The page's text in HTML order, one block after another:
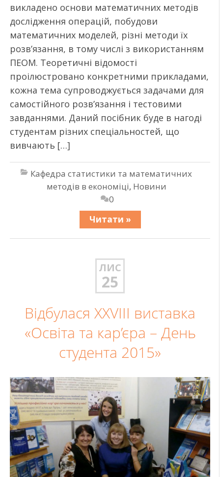
викладено основи математичних методів
дослідження операцій, побудови
математичних моделей, різні методи їх
розв’язання, в тому числі з використанням
ПЕОМ. Теоретичні відомості
проілюстровано конкретними прикладами,
кожна тема супроводжується задачами для
самостійного розв’язання і тестовими
завданнями. Даний посібник буде в нагоді
студентам різних спеціальностей, що
вивчають […]
Кафедра статистики та математичних
методів в економіці, Новини
0
Читати »
ЛИС
25
Відбулася XXVIII виставка
«Освіта та кар’єра – День
студента 2015»